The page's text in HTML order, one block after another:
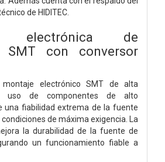
de HIDITEC.
electrónica de
SMT con conversor
montaje electrónico SMT de alta
uso de componentes de alto
una fiabilidad extrema de la fuente
de máxima exigencia. La
la durabilidad de la fuente de
un funcionamiento fiable a